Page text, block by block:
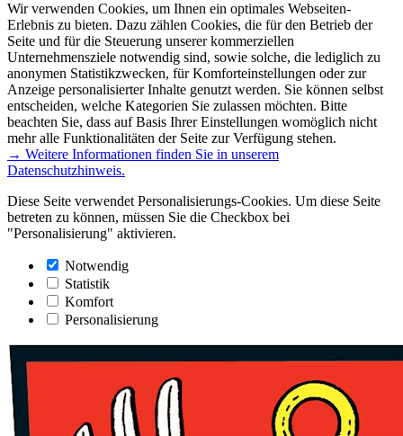
Wir verwenden Cookies, um Ihnen ein optimales Webseiten-
Erlebnis zu bieten. Dazu zählen Cookies, die für den Betrieb der
Seite und für die Steuerung unserer kommerziellen
Unternehmensziele notwendig sind, sowie solche, die lediglich zu
anonymen Statistikzwecken, für Komforteinstellungen oder zur
Anzeige personalisierter Inhalte genutzt werden. Sie können selbst
entscheiden, welche Kategorien Sie zulassen möchten. Bitte
beachten Sie, dass auf Basis Ihrer Einstellungen womöglich nicht
mehr alle Funktionalitäten der Seite zur Verfügung stehen.
→ Weitere Informationen finden Sie in unserem
Datenschutzhinweis.
Diese Seite verwendet Personalisierungs-Cookies. Um diese Seite
betreten zu können, müssen Sie die Checkbox bei
"Personalisierung" aktivieren.
Notwendig
Statistik
Komfort
Personalisierung